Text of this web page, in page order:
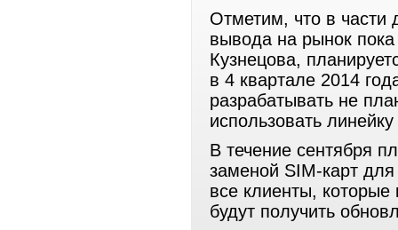
Отметим, что в части
вывода на рынок
Кузнецова,
в 4 квартале 2014
разрабатывать не
использовать
В течение сентября
заменой SIM-карт
все клиенты, которые
будут получить